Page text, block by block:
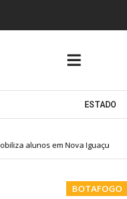
ESTADO
alunos em Nova Iguaçu
BOTAFOGO